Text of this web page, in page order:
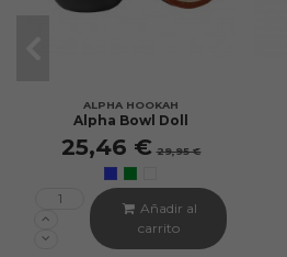
ALPHA HOOKAH
Alpha Bowl Doll
25,46 € 29,95 €
Añadir al
carrito